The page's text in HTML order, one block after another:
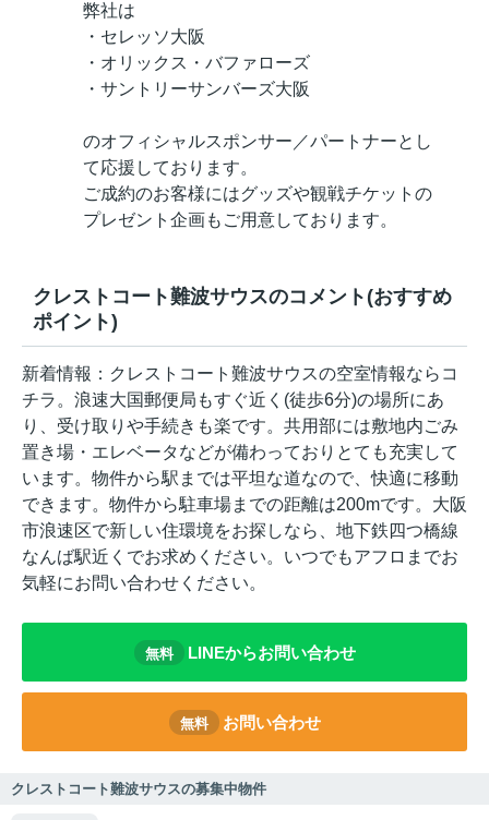
弊社は
・セレッソ大阪
・オリックス・バファローズ
・サントリーサンバーズ大阪
のオフィシャルスポンサー／パートナーとし
て応援しております。
ご成約のお客様にはグッズや観戦チケットの
プレゼント企画もご用意しております。
クレストコート難波サウスのコメント(おすすめ
ポイント)
新着情報：クレストコート難波サウスの空室情報ならコ
チラ。浪速大国郵便局もすぐ近く(徒歩6分)の場所にあ
り、受け取りや手続きも楽です。共用部には敷地内ごみ
置き場・エレベータなどが備わっておりとても充実して
います。物件から駅までは平坦な道なので、快適に移動
できます。物件から駐車場までの距離は200mです。大阪
市浪速区で新しい住環境をお探しなら、地下鉄四つ橋線
なんば駅近くでお求めください。いつでもアフロまでお
気軽にお問い合わせください。
無料 LINEからお問い合わせ
無料 お問い合わせ
クレストコート難波サウスの募集中物件